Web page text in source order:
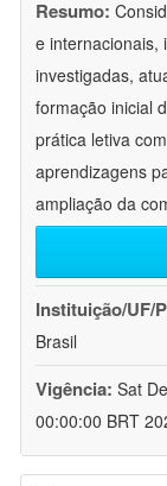
Resumo:
e internacionais,
investigadas,
formação inicial
prática letiva
aprendizagens
ampliação da
Instituição/UF/
Brasil
Vigência: Sat
00:00:00 BRT